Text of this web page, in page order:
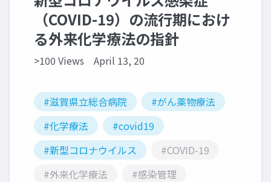
（COVID-19）の流行期におけ
る外来化学療法の指針
>100 Views April 13, 20
#滋賀県立総合病院
#がん薬物療法
#化学療法
#covid19
#新型コロナウイルス
#COVID-19
#外来化学療法
#感染管理